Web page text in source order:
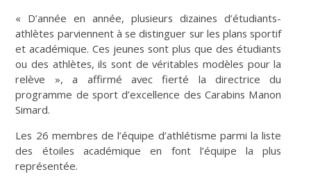
« D’année en année, plusieurs dizaines d’étudiants-
athlètes parviennent à se distinguer sur les plans sportif
et académique. Ces jeunes sont plus que des étudiants
ou des athlètes, ils sont de véritables modèles pour la
relève », a affirmé avec fierté la directrice du
programme de sport d’excellence des Carabins Manon
Simard.
Les 26 membres de l’équipe d’athlétisme parmi la liste
des étoiles académique en font l’équipe la plus
représentée.